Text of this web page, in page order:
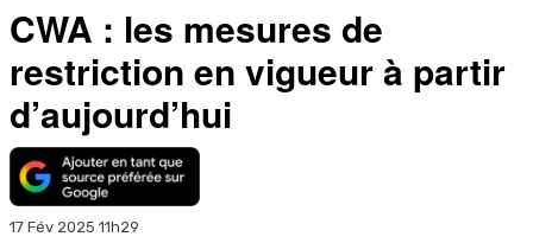
CWA : les mesures de
restriction en vigueur à partir
d’aujourd’hui
17 Fév 2025 11h29